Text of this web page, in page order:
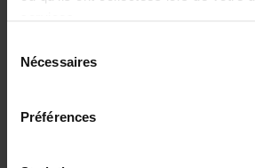
Nécessaires
Préférences
Content